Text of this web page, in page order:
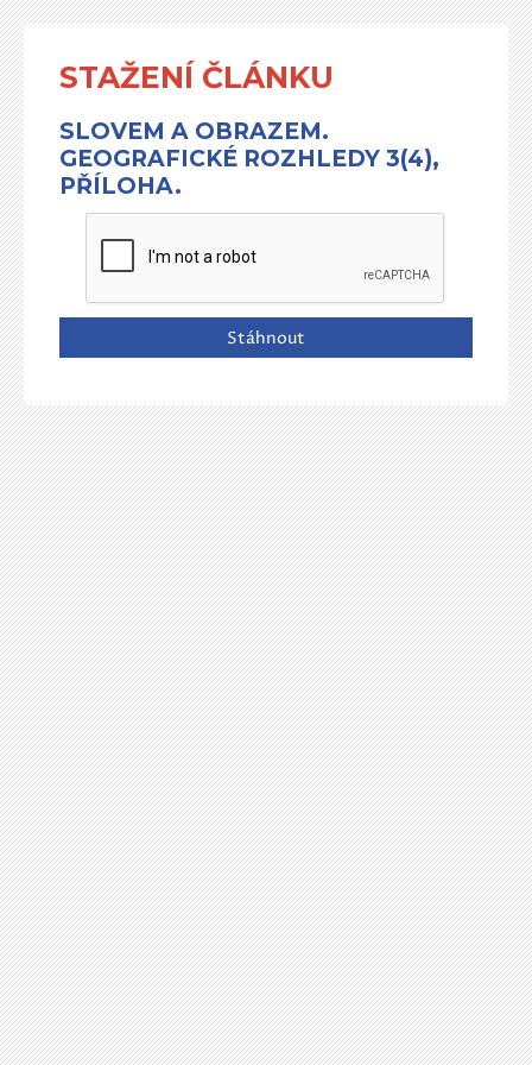
STAŽENÍ ČLÁNKU
SLOVEM A OBRAZEM.
GEOGRAFICKÉ ROZHLEDY 3(4),
PŘÍLOHA.